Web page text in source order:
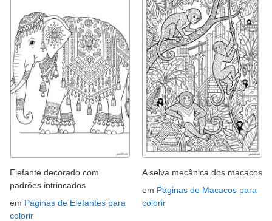
Elefante decorado com
padrões intrincados
em Páginas de Elefantes para
colorir
A selva mecânica dos macacos
em Páginas de Macacos para
colorir